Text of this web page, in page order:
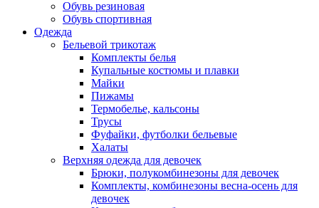
Обувь резиновая
Обувь спортивная
Одежда
Бельевой трикотаж
Комплекты белья
Купальные костюмы и плавки
Майки
Пижамы
Термобелье, кальсоны
Трусы
Фуфайки, футболки бельевые
Халаты
Верхняя одежда для девочек
Брюки, полукомбинезоны для девочек
Комплекты, комбинезоны весна-осень для
девочек